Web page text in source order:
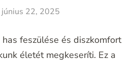
június 22, 2025
feszülése és diszkomfort
életét megkeseríti. Ez a